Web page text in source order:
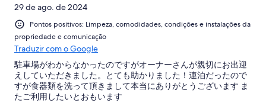
29 de ago. de 2024
Pontos positivos: Limpeza, comodidades, condições e instalações da
propriedade e comunicação
Traduzir com o Google
駐車場がわからなかったのですがオーナーさんが親切にお出迎
えしていただきました。とても助かりました！連泊だったので
すが食器類を洗って頂きまして本当にありがとうございます ま
たご利用したいとおもいます